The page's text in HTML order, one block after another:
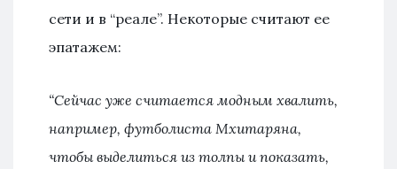
сети и в “реале”. Некоторые считают ее
эпатажем:
“Сейчас уже считается модным хвалить,
например, футболиста Мхитаряна,
чтобы выделиться из толпы и показать,